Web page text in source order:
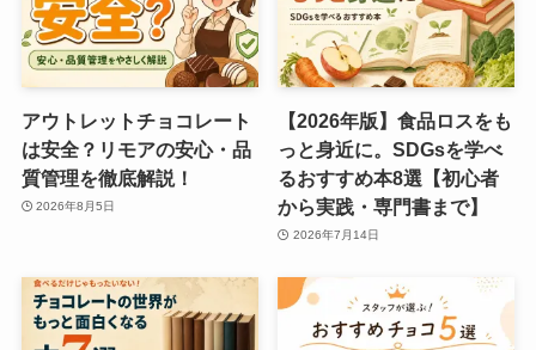
アウトレットチョコレート
は安全？リモアの安心・品
質管理を徹底解説！
2026年8月5日
【2026年版】食品ロスをも
っと身近に。SDGsを学べ
るおすすめ本8選【初心者
から実践・専門書まで】
2026年7月14日